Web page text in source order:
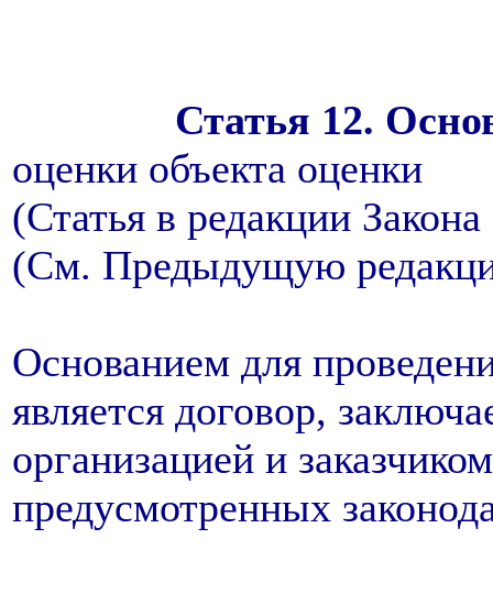
Статья 12.
оценки объекта оценки
(Статья в редакции
(См. Предыдущую
Основанием для
является договор,
организацией и
предусмотренных